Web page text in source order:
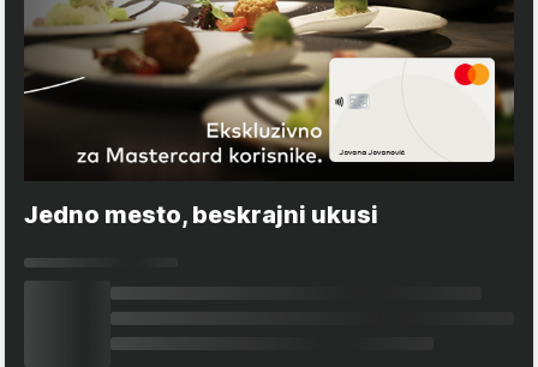
Jedno mesto, beskrajni ukusi